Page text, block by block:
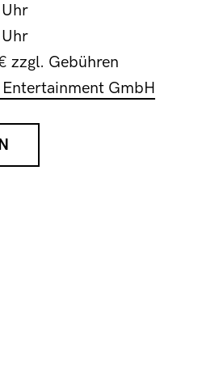
zzgl. Gebühren
GmbH